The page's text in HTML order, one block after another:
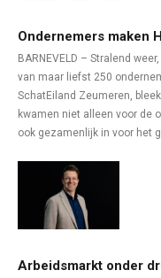
Ondernemers maken
BARNEVELD – Stralend
van maar liefst 250
SchatEiland Zeumeren,
kwamen niet alleen voor de
ook gezamenlijk in voor het
Arbeidsmarkt onder